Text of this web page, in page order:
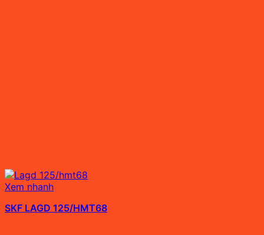
Xem nhanh
SKF LAGD 125/HMT68